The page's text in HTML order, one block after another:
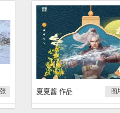
张 图
夏夏酱 作品